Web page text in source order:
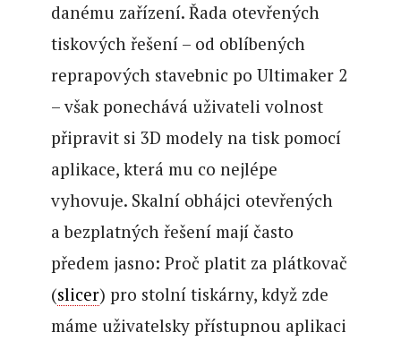
danému zařízení. Řada otevřených
tiskových řešení – od oblíbených
reprapových stavebnic po Ultimaker 2
– však ponechává uživateli volnost
připravit si 3D modely na tisk pomocí
aplikace, která mu co nejlépe
vyhovuje. Skalní obhájci otevřených
a bezplatných řešení mají často
předem jasno: Proč platit za plátkovač
(slicer) pro stolní tiskárny, když zde
máme uživatelsky přístupnou aplikaci